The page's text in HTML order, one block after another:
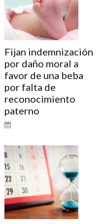
Fijan indemnización
por daño moral a
favor de una beba
por falta de
reconocimiento
paterno